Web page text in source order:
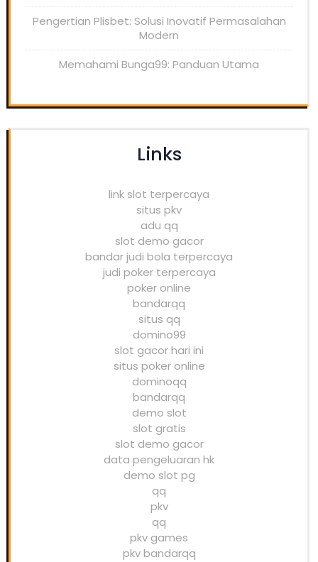
Pengertian Plisbet: Solusi Inovatif Permasalahan
Modern
Memahami Bunga99: Panduan Utama
Links
link slot terpercaya
situs pkv
adu qq
slot demo gacor
bandar judi bola terpercaya
judi poker terpercaya
poker online
bandarqq
situs qq
domino99
slot gacor hari ini
situs poker online
dominoqq
bandarqq
demo slot
slot gratis
slot demo gacor
data pengeluaran hk
demo slot pg
qq
pkv
qq
pkv games
pkv bandarqq